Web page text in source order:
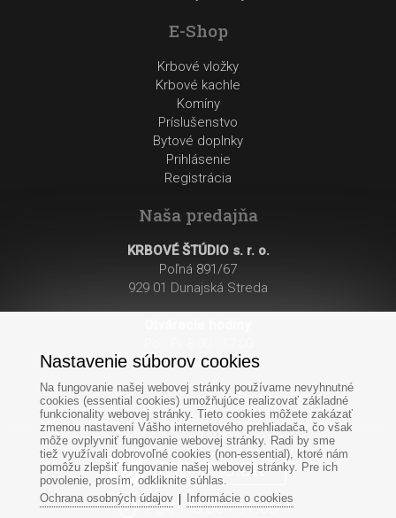
E-Shop
Krbové vložky
Krbové kachle
Komíny
Príslušenstvo
Bytové doplnky
Prihlásenie
Registrácia
Naša predajňa
KRBOVÉ ŠTÚDIO s. r. o.
Poľná 891/67
929 01 Dunajská Streda
So: 8:00 - 12:00
Po-Pi: 8:00 - 17:00
Nastavenie súborov cookies
Na fungovanie našej webovej stránky používame nevyhnutné
cookies (essential cookies) umožňujúce realizovať základné
funkcionality webovej stránky. Tieto cookies môžete zakázať
zmenou nastavení Vášho internetového prehliadača, čo však
môže ovplyvniť fungovanie webovej stránky. Radi by sme
tiež využívali dobrovoľné cookies (non-essential), ktoré nám
pomôžu zlepšiť fungovanie našej webovej stránky. Pre ich
povolenie, prosím, odkliknite súhlas.
Ochrana osobných údajov| Informácie o cookies